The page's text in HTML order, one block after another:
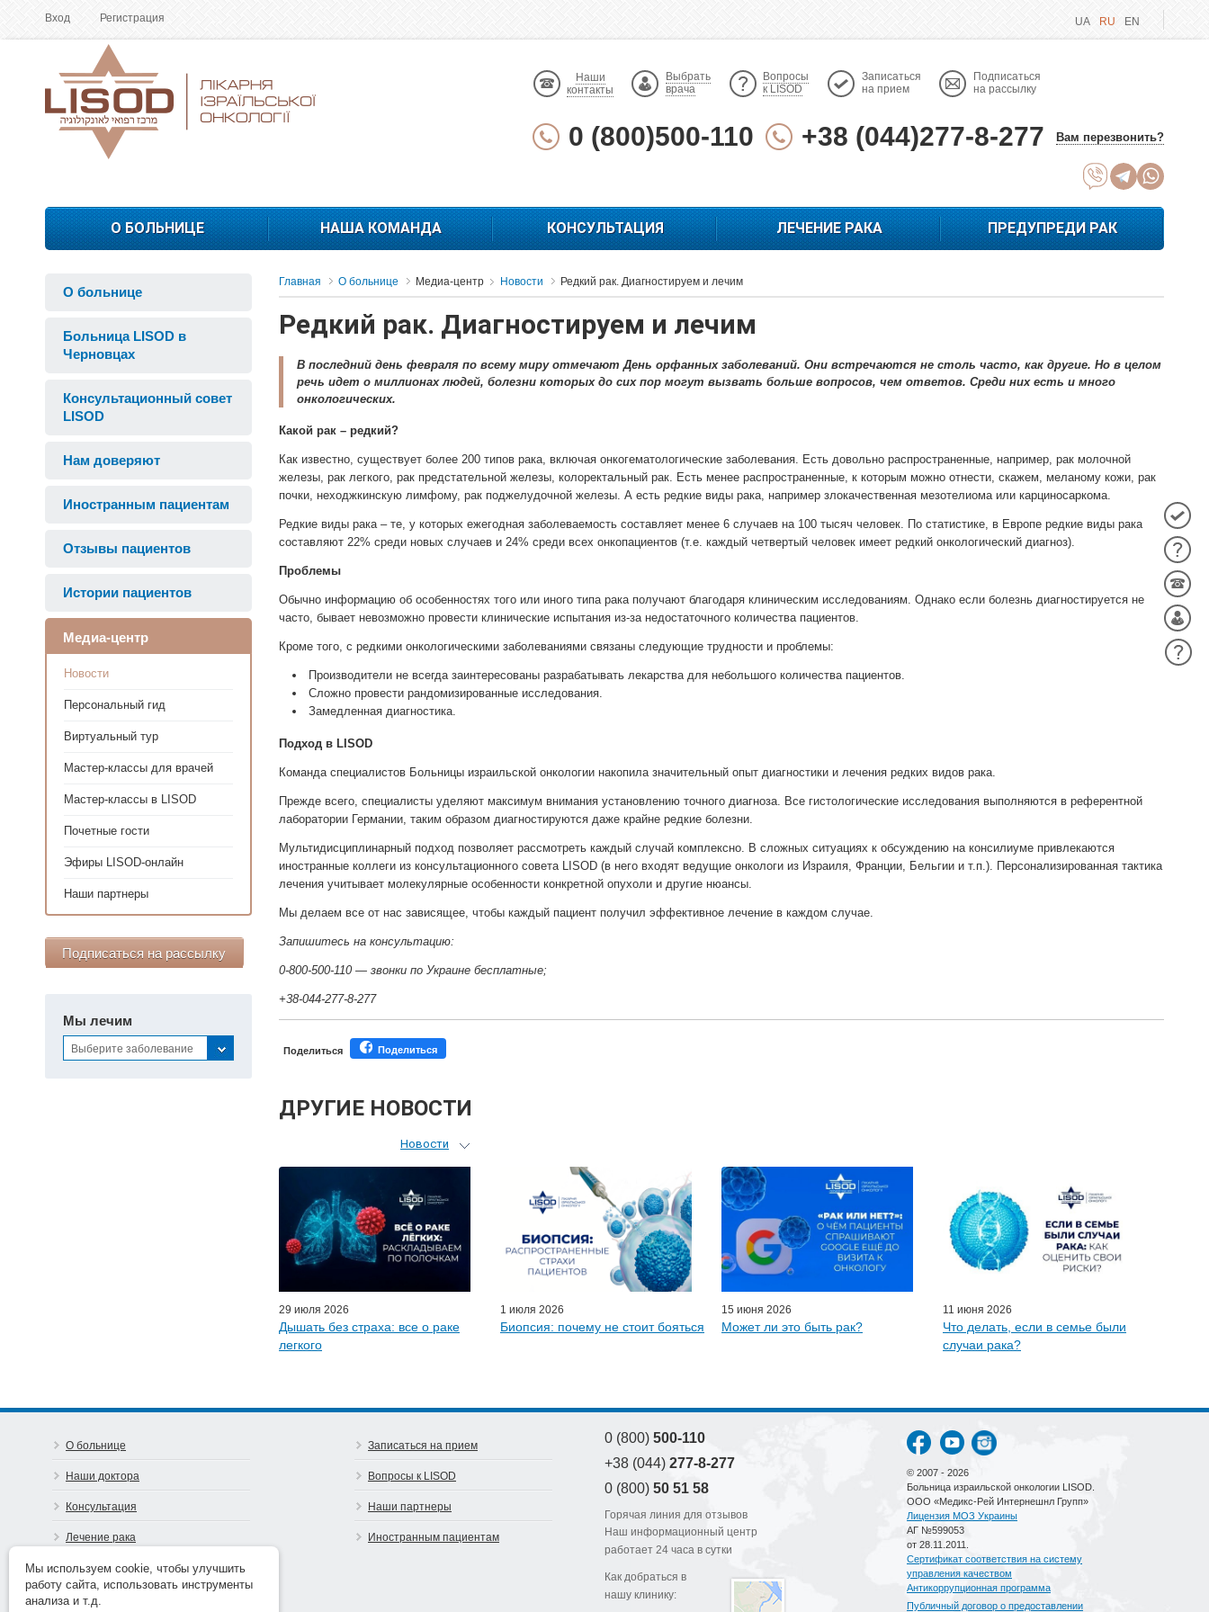
Вход Регистрация UA RU EN
Наши
контакты
Выбрать
врача
Вопросы
к LISOD
Записаться
на прием
Подписаться
на рассылку
0 (800)500-110 +38 (044)277-8-277 Вам перезвонить?
О БОЛЬНИЦЕ НАША КОМАНДА КОНСУЛЬТАЦИЯ ЛЕЧЕНИЕ РАКА ПРЕДУПРЕДИ РАК
О больнице
Больница LISOD в
Черновцах
Консультационный совет
LISOD
Нам доверяют
Иностранным пациентам
Отзывы пациентов
Истории пациентов
Медиа-центр
Новости
Персональный гид
Виртуальный тур
Мастер-классы для врачей
Мастер-классы в LISOD
Почетные гости
Эфиры LISOD-онлайн
Наши партнеры
Подписаться на рассылку
Мы лечим
Выберите заболевание
Главная О больнице Медиа-центр Новости Редкий рак. Диагностируем и лечим
Редкий рак. Диагностируем и лечим
В последний день февраля по всему миру отмечают День орфанных заболеваний. Они встречаются не столь часто, как другие. Но в целом
речь идет о миллионах людей, болезни которых до сих пор могут вызвать больше вопросов, чем ответов. Среди них есть и много
онкологических.
Какой рак – редкий?
Как известно, существует более 200 типов рака, включая онкогематологические заболевания. Есть довольно распространенные, например, рак молочной
железы, рак легкого, рак предстательной железы, колоректальный рак. Есть менее распространенные, к которым можно отнести, скажем, меланому кожи, рак
почки, неходжкинскую лимфому, рак поджелудочной железы. А есть редкие виды рака, например злокачественная мезотелиома или карциносаркома.
Редкие виды рака – те, у которых ежегодная заболеваемость составляет менее 6 случаев на 100 тысяч человек. По статистике, в Европе редкие виды рака
составляют 22% среди новых случаев и 24% среди всех онкопациентов (т.е. каждый четвертый человек имеет редкий онкологический диагноз).
Проблемы
Обычно информацию об особенностях того или иного типа рака получают благодаря клиническим исследованиям. Однако если болезнь диагностируется не
часто, бывает невозможно провести клинические испытания из-за недостаточного количества пациентов.
Кроме того, с редкими онкологическими заболеваниями связаны следующие трудности и проблемы:
Производители не всегда заинтересованы разрабатывать лекарства для небольшого количества пациентов.
Сложно провести рандомизированные исследования.
Замедленная диагностика.
Подход в LISOD
Команда специалистов Больницы израильской онкологии накопила значительный опыт диагностики и лечения редких видов рака.
Прежде всего, специалисты уделяют максимум внимания установлению точного диагноза. Все гистологические исследования выполняются в референтной
лаборатории Германии, таким образом диагностируются даже крайне редкие болезни.
Мультидисциплинарный подход позволяет рассмотреть каждый случай комплексно. В сложных ситуациях к обсуждению на консилиуме привлекаются
иностранные коллеги из консультационного совета LISOD (в него входят ведущие онкологи из Израиля, Франции, Бельгии и т.п.). Персонализированная тактика
лечения учитывает молекулярные особенности конкретной опухоли и другие нюансы.
Мы делаем все от нас зависящее, чтобы каждый пациент получил эффективное лечение в каждом случае.
Запишитесь на консультацию:
0-800-500-110 — звонки по Украине бесплатные;
+38-044-277-8-277
Поделиться Поделиться
ДРУГИЕ НОВОСТИ
Новости
Персональный гид
Мастер-классы для врачей
Почетные гости
Эфиры LISOD-онлайн
Наши партнеры
29 июля 2026
Дышать без страха: все о раке
легкого
1 июля 2026
Биопсия: почему не стоит бояться
15 июня 2026
Может ли это быть рак?
11 июня 2026
Что делать, если в семье были
случаи рака?
О больнице
Наши доктора
Консультация
Лечение рака
Предупреди рак
Контакты
Записаться на прием
Вопросы к LISOD
Наши партнеры
Иностранным пациентам
0 (800) 500-110
+38 (044) 277-8-277
0 (800) 50 51 58
Горячая линия для отзывов
Наш информационный центр
работает 24 часа в сутки
Как добраться в
нашу клинику:
© 2007 - 2026
Больница израильской онкологии LISOD.
ООО «Медикс-Рей Интернешнл Групп»
Лицензия МОЗ Украины
АГ №599053
от 28.11.2011.
Сертификат соответствия на систему
управления качеством
Антикоррупционная программа
Публичный договор о предоставлении
Мы используем cookie, чтобы улучшить
работу сайта, использовать инструменты
анализа и т.д.